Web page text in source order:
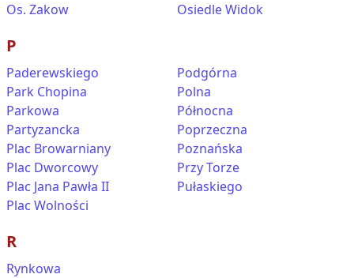
Os. Zakow
Osiedle Widok
P
Paderewskiego
Park Chopina
Parkowa
Partyzancka
Plac Browarniany
Plac Dworcowy
Plac Jana Pawła II
Plac Wolności
Podgórna
Polna
Północna
Poprzeczna
Poznańska
Przy Torze
Pułaskiego
R
Rynkowa